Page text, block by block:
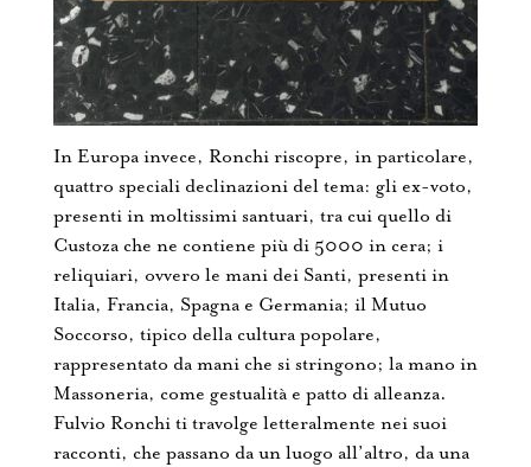
In Europa invece, Ronchi riscopre, in particolare,
quattro speciali declinazioni del tema: gli ex-voto,
presenti in moltissimi santuari, tra cui quello di
Custoza che ne contiene più di 5000 in cera; i
reliquiari, ovvero le mani dei Santi, presenti in
Italia, Francia, Spagna e Germania; il Mutuo
Soccorso, tipico della cultura popolare,
rappresentato da mani che si stringono; la mano in
Massoneria, come gestualità e patto di alleanza.
Fulvio Ronchi ti travolge letteralmente nei suoi
racconti, che passano da un luogo all’altro, da una